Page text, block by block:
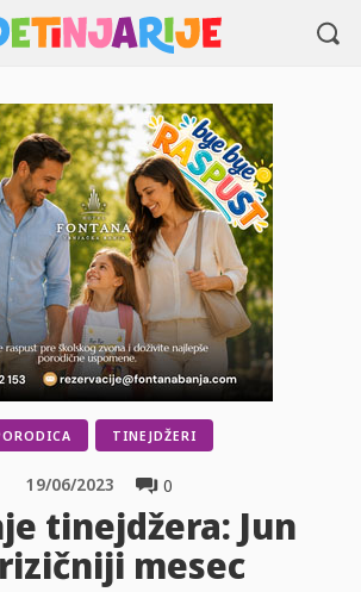
TINEJDŽERI
0
19/06/2023
tinejdžera: Jun
mesec